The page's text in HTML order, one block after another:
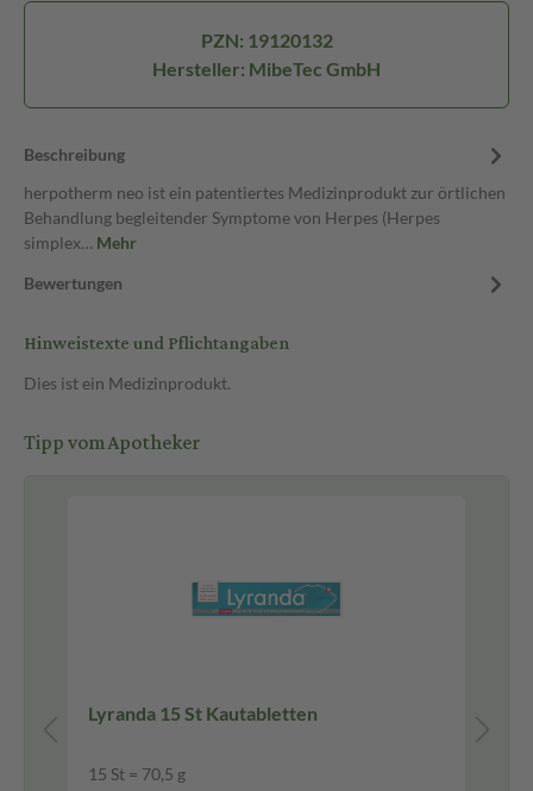
PZN: 19120132
Hersteller: MibeTec GmbH
Beschreibung
herpotherm neo ist ein patentiertes Medizinprodukt zur örtlichen
Behandlung begleitender Symptome von Herpes (Herpes
simplex… Mehr
Bewertungen
Hinweistexte und Pflichtangaben
Dies ist ein Medizinprodukt.
Tipp vom Apotheker
Lyranda 15 St Kautabletten
15 St = 70,5 g